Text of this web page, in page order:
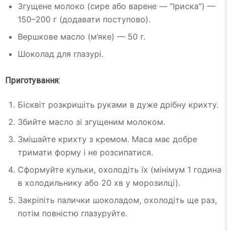
Згущене молоко (сире або варене — “Іриска”) —
150–200 г (додавати поступово).
Вершкове масло (м’яке) — 50 г.
Шоколад для глазурі.
Приготування:
Бісквіт розкришіть руками в дуже дрібну крихту.
Збийте масло зі згущеним молоком.
Змішайте крихту з кремом. Маса має добре
тримати форму і не розсипатися.
Сформуйте кульки, охолодіть їх (мінімум 1 година
в холодильнику або 20 хв у морозилці).
Закріпіть палички шоколадом, охолодіть ще раз,
потім повністю глазуруйте.